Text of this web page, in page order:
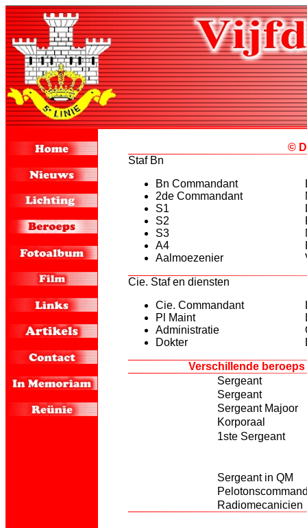
©
Staf Bn
Bn Commandant
2de Commandant
S1
S2
S3
A4
Aalmoezenier
Cie. Staf en diensten
Cie. Commandant
Pl Maint
Administratie
Dokter
Verschillende
Sergeant
Sergeant
Sergeant Majoor
Korporaal
1ste Sergeant
Sergeant in QM
Radiomecanicien